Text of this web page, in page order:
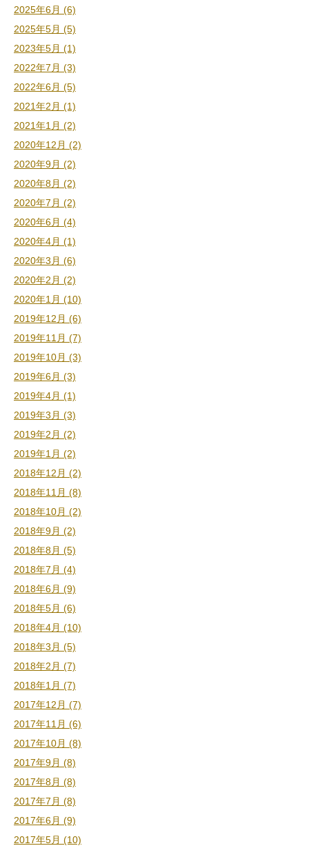
2025年6月 (6)
2025年5月 (5)
2023年5月 (1)
2022年7月 (3)
2022年6月 (5)
2021年2月 (1)
2021年1月 (2)
2020年12月 (2)
2020年9月 (2)
2020年8月 (2)
2020年7月 (2)
2020年6月 (4)
2020年4月 (1)
2020年3月 (6)
2020年2月 (2)
2020年1月 (10)
2019年12月 (6)
2019年11月 (7)
2019年10月 (3)
2019年6月 (3)
2019年4月 (1)
2019年3月 (3)
2019年2月 (2)
2019年1月 (2)
2018年12月 (2)
2018年11月 (8)
2018年10月 (2)
2018年9月 (2)
2018年8月 (5)
2018年7月 (4)
2018年6月 (9)
2018年5月 (6)
2018年4月 (10)
2018年3月 (5)
2018年2月 (7)
2018年1月 (7)
2017年12月 (7)
2017年11月 (6)
2017年10月 (8)
2017年9月 (8)
2017年8月 (8)
2017年7月 (8)
2017年6月 (9)
2017年5月 (10)